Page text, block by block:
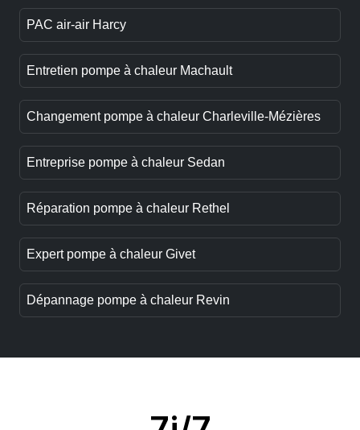
PAC air-air Harcy
Entretien pompe à chaleur Machault
Changement pompe à chaleur Charleville-Mézières
Entreprise pompe à chaleur Sedan
Réparation pompe à chaleur Rethel
Expert pompe à chaleur Givet
Dépannage pompe à chaleur Revin